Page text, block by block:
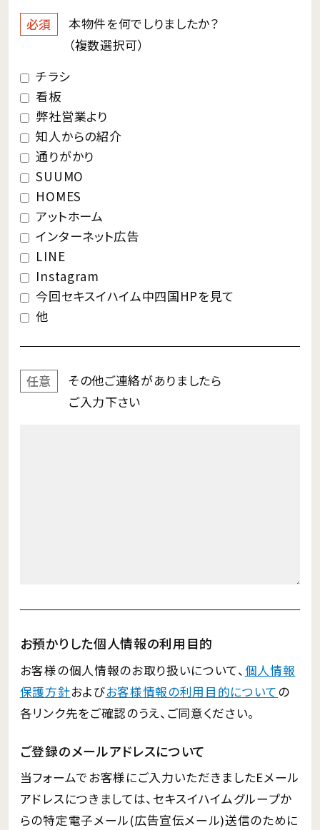
必須 本物件を何で しりましたか？
（複数選択可）
チラシ
看板
弊社営業より
知人からの紹介
通りがかり
SUUMO
HOMES
アットホーム
インターネット広告
LINE
Instagram
今回セキスイハイム中四国HPを見て
他
任意 その他ご連絡がありましたら
ご入力下さい
お預かりした個人情報の利用目的
お客様の個人情報のお取り扱いについて、 個人情報
保護方針およびお客様情報の利用目的についての
各リンク先をご確認のうえ、ご同意ください。
ご登録のメールアドレスについて
当フォームでお客様にご入力いただきましたEメール
アドレスにつきましては、セキスイハイムグループか
らの特定電子メール(広告宣伝メール)送信のために